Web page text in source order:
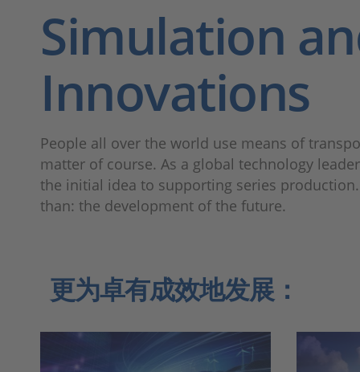
Simulation
Innovations
People all over the world use means of
matter of course. As a global technology
the initial idea to supporting series
than: the development of the future.
更为卓有成效地发展：